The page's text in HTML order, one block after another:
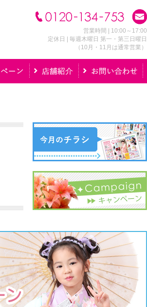
営業時間 | 10:00～17:00
定休日 | 毎週木曜日 第一・第三日曜日
（10月・11月は通常営業）